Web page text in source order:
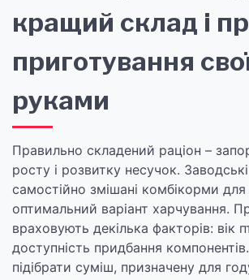
кращий склад і
приготування
руками
Правильно складений раціон –
росту і розвитку несучок.
самостійно змішані комбікорми
оптимальний варіант харчування.
враховують декілька факторів: вік
доступність придбання
підібрати суміш, призначену для